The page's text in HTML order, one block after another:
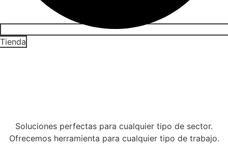
Tienda
Soluciones perfectas para cualquier tipo de sector.
Ofrecemos herramienta para cualquier tipo de trabajo.